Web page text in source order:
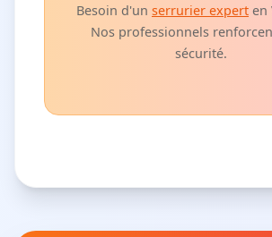
Besoin d'un serrurier expert en
Nos professionnels
sécurité.